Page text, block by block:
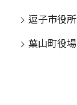
逗子市役所
葉山町役場